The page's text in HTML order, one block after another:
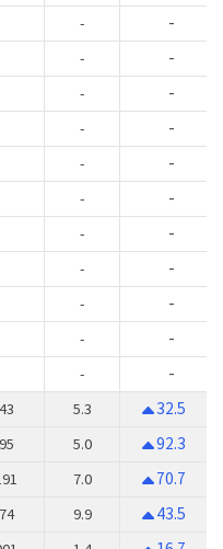
- -
- -
- -
- -
- -
- -
- -
- -
- -
- -
- -
5.3 32.5
5.0 92.3
7.0 70.7
9.9 43.5